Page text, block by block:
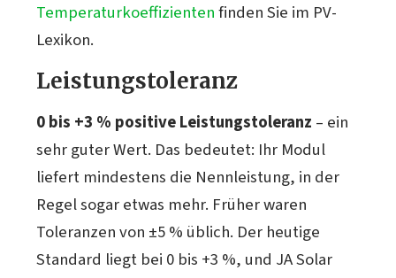
Temperaturkoeffizientenfinden Sie im PV-
Lexikon.
Leistungstoleranz
0 bis +3 % positive Leistungstoleranz – ein
sehr guter Wert. Das bedeutet: Ihr Modul
liefert mindestens die Nennleistung, in der
Regel sogar etwas mehr. Früher waren
Toleranzen von ±5 % üblich. Der heutige
Standard liegt bei 0 bis +3 %, und JA Solar